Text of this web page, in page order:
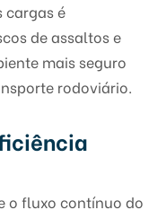
cargas é
de assaltos e
mais seguro
rodoviário.
o fluxo contínuo do